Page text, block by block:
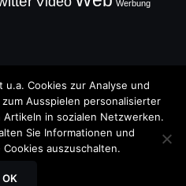
Werbung
u.a. Cookies zur Analyse und
Ausspielen personalisierter
in sozialen Netzwerken.
Sie Informationen und
auszuschalten.
OK